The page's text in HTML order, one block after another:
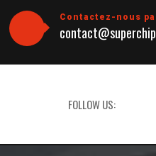
Contactez-nous
FOLLOW US: